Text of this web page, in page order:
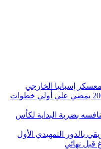
إسبانيا الخارجي
نجم شباب الاتحاد السكندري 2007 يمضي علي أولي خطوات
بضربة البداية لكأس
بالدور التمهيدي الأول
قبل نهائي